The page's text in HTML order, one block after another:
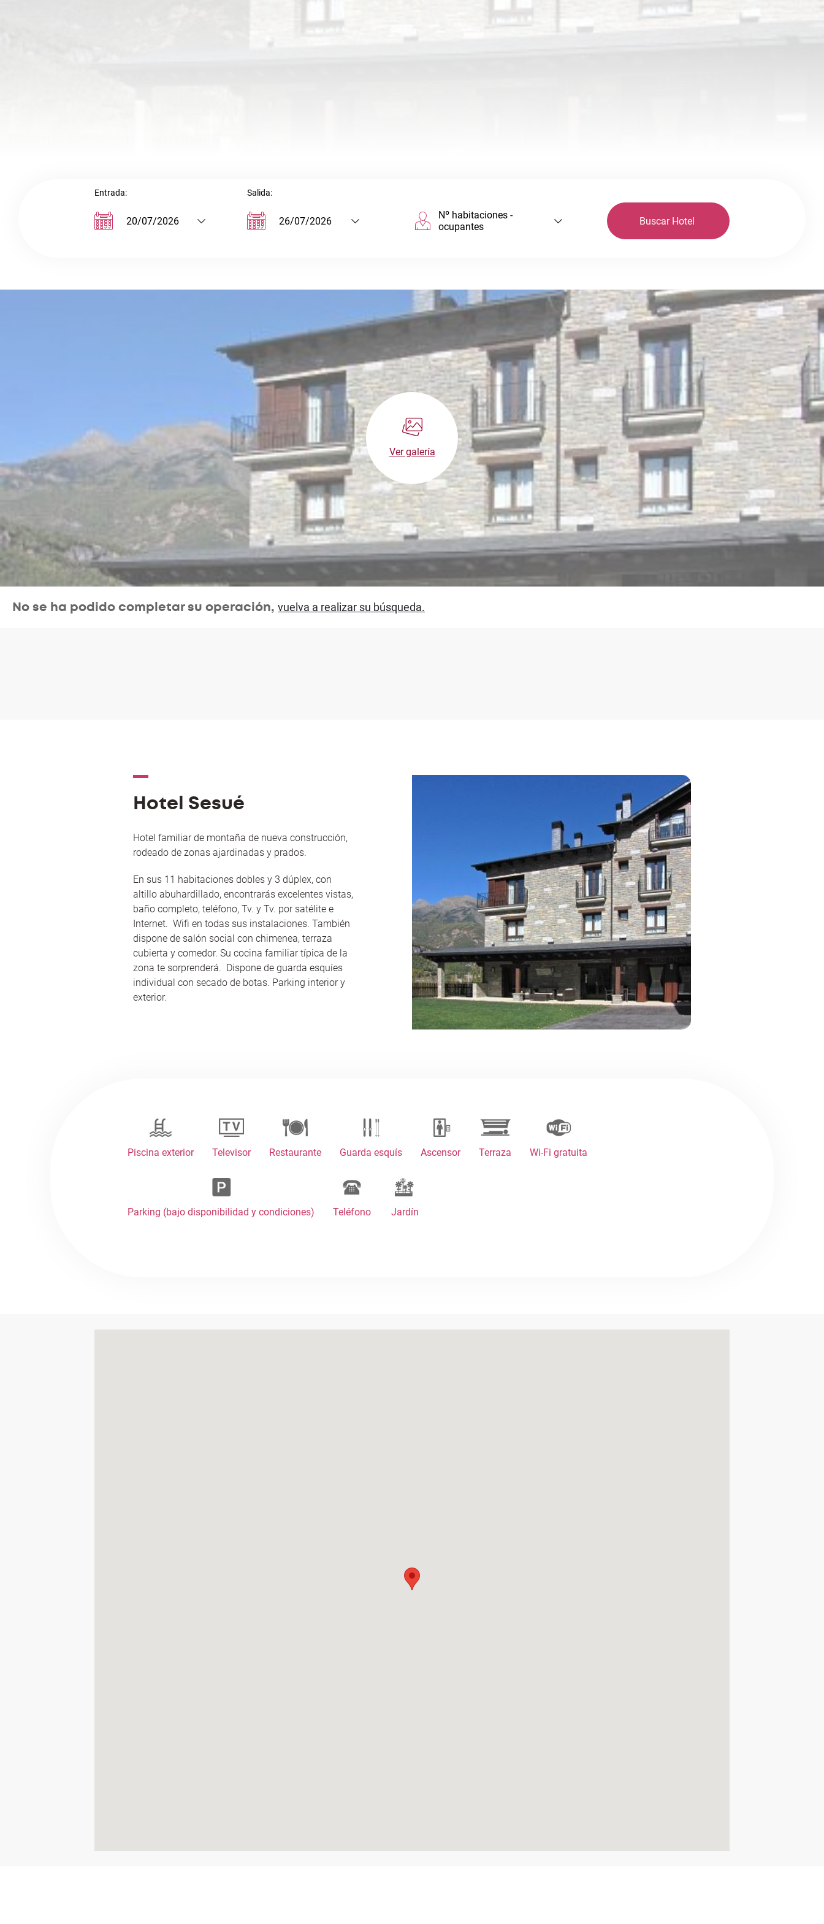
Entrada: Salida:
Nº habitaciones -
ocupantes
Ver galería
No se ha podido completar su operación, vuelva a realizar su búsqueda.
Hotel Sesué
Hotel familiar de montaña de nueva construcción,
rodeado de zonas ajardinadas y prados.
En sus 11 habitaciones dobles y 3 dúplex, con
altillo abuhardillado, encontrarás excelentes vistas,
baño completo, teléfono, Tv. y Tv. por satélite e
Internet. Wifi en todas sus instalaciones. También
dispone de salón social con chimenea, terraza
cubierta y comedor. Su cocina familiar típica de la
zona te sorprenderá. Dispone de guarda esquíes
individual con secado de botas. Parking interior y
exterior.
Piscina exterior Televisor Restaurante Guarda esquís Ascensor Terraza Wi-Fi gratuita
Parking (bajo disponibilidad y condiciones) Teléfono Jardín